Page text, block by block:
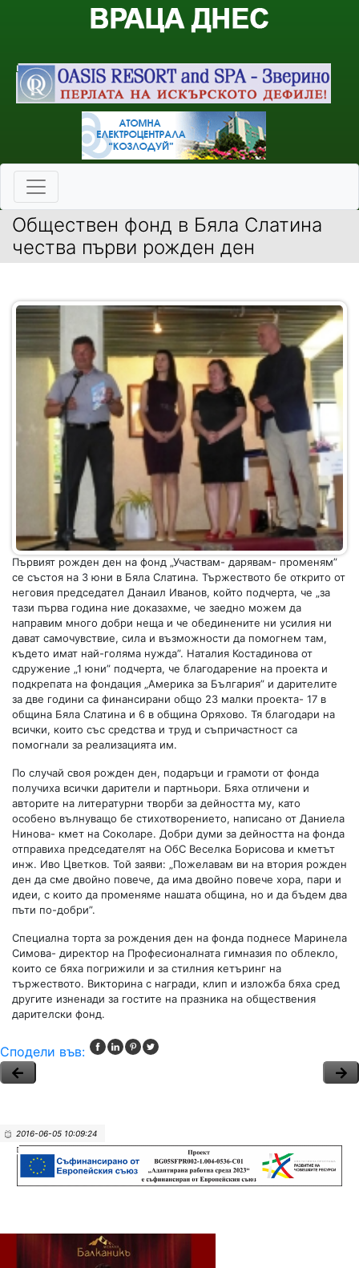
Обществен фонд в Бяла Слатина
чества първи рожден ден
Първият рожден ден на фонд „Участвам- дарявам- променям”
се състоя на 3 юни в Бяла Слатина. Тържеството бе открито от
неговия председател Данаил Иванов, който подчерта, че „за
тази първа година ние доказахме, че заедно можем да
направим много добри неща и че обединените ни усилия ни
дават самочувствие, сила и възможности да помогнем там,
където имат най-голяма нужда”. Наталия Костадинова от
сдружение „1 юни” подчерта, че благодарение на проекта и
подкрепата на фондация „Америка за България” и дарителите
за две години са финансирани общо 23 малки проекта- 17 в
община Бяла Слатина и 6 в община Оряхово. Тя благодари на
всички, които със средства и труд и съпричастност са
помогнали за реализацията им.
По случай своя рожден ден, подаръци и грамоти от фонда
получиха всички дарители и партньори. Бяха отличени и
авторите на литературни творби за дейността му, като
особено вълнуващо бе стихотворението, написано от Даниела
Нинова- кмет на Соколаре. Добри думи за дейността на фонда
отправиха председателят на ОбС Веселка Борисова и кметът
инж. Иво Цветков. Той заяви: „Пожелавам ви на втория рожден
ден да сме двойно повече, да има двойно повече хора, пари и
идеи, с които да променяме нашата община, но и да бъдем два
пъти по-добри”.
Специална торта за рождения ден на фонда поднесе Маринела
Симова- директор на Професионалната гимназия по облекло,
които се бяха погрижили и за стилния кетъринг на
тържеството. Викторина с награди, клип и изложба бяха сред
другите изненади за гостите на празника на обществения
дарителски фонд.
Сподели във:
2016-06-05 10:09:24